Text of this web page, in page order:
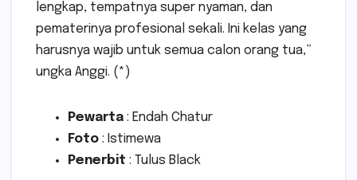
lengkap, tempatnya super nyaman, dan
pematerinya profesional sekali. Ini kelas yang
harusnya wajib untuk semua calon orang tua,”
ungka Anggi. (*)
Pewarta : Endah Chatur
Foto : Istimewa
Penerbit : Tulus Black